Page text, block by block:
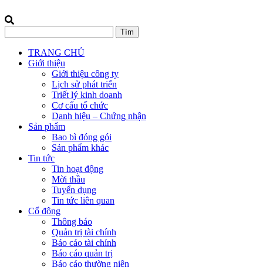
TRANG CHỦ
Giới thiệu
Giới thiệu công ty
Lịch sử phát triển
Triết lý kinh doanh
Cơ cấu tổ chức
Danh hiệu – Chứng nhận
Sản phẩm
Bao bì đóng gói
Sản phẩm khác
Tin tức
Tin hoạt động
Mời thầu
Tuyển dụng
Tin tức liên quan
Cổ đông
Thông báo
Quản trị tài chính
Báo cáo tài chính
Báo cáo quản trị
Báo cáo thường niên